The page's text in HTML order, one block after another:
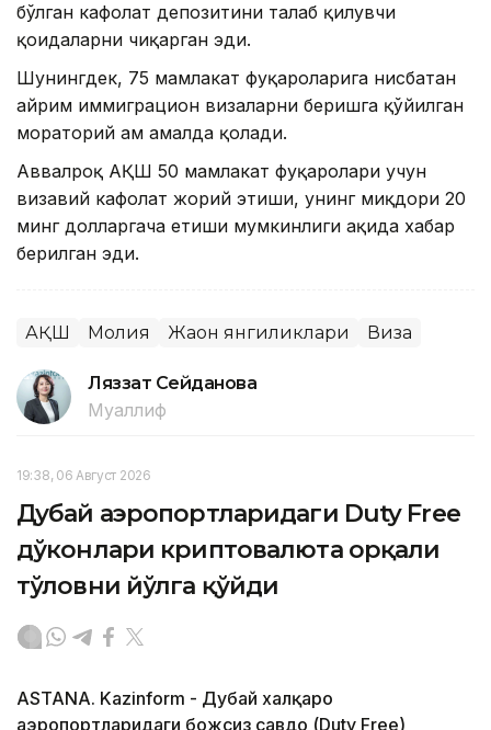
бўлган кафолат депозитини талаб қилувчи
қоидаларни чиқарган эди.
Шунингдек, 75 мамлакат фуқароларига нисбатан
айрим иммиграцион визаларни беришга қўйилган
мораторий ҳам амалда қолади.
Аввалроқ АҚШ 50 мамлакат фуқаролари учун
визавий кафолат жорий этиши, унинг миқдори 20
минг долларгача етиши мумкинлиги ҳақида хабар
берилган эди.
АҚШ Молия Жаҳон янгиликлари Виза
Ляззат Сейданова
Муаллиф
19:38, 06 Август 2026
Дубай аэропортларидаги Duty Free
дўконлари криптовалюта орқали
тўловни йўлга қўйди
ASTANA. Kazinform - Дубай халқаро
аэропортларидаги божсиз савдо (Duty Free)